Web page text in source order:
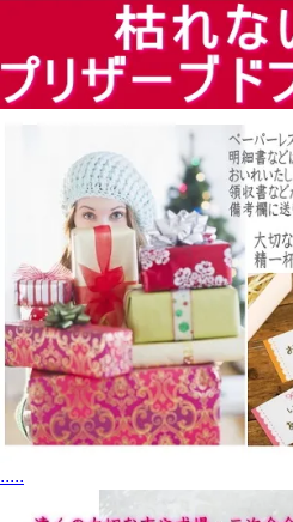
.....